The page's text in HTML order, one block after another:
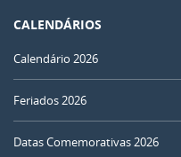
CALENDÁRIOS
Calendário 2026
Feriados 2026
Datas Comemorativas 2026